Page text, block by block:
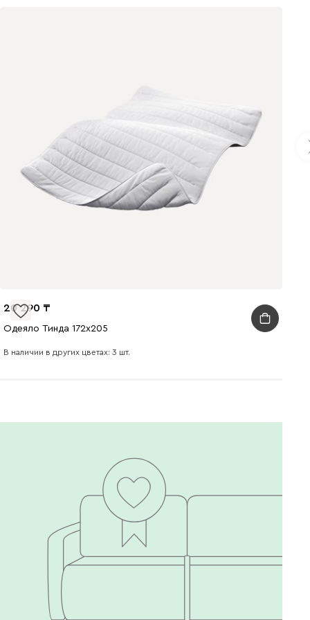
20 290
Одеяло Тинда 172x205
В наличии в других цветах: 3 шт.